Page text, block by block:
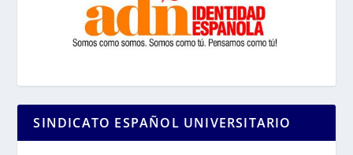
SINDICATO ESPAÑOL UNIVERSITARIO